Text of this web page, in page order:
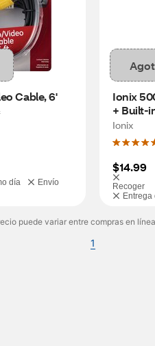
Cable, 6'
día
Envío
Ionix
+ Built-
Ionix
$14.99
Recoger
Entrega
puede variar entre compras en
1